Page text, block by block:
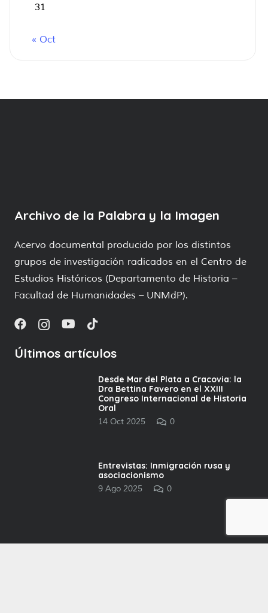
31
« Oct
Archivo de la Palabra y la Imagen
Acervo documental producido por los distintos
grupos de investigación radicados en el Centro de
Estudios Históricos (Departamento de Historia –
Facultad de Humanidades – UNMdP).
Últimos artículos
Desde Mar del Plata a Cracovia: la
Dra Bettina Favero en el XXIII
Congreso Internacional de Historia
Oral
14 Oct 2025 0
Entrevistas: Inmigración rusa y
asociacionismo
9 Ago 2025 0